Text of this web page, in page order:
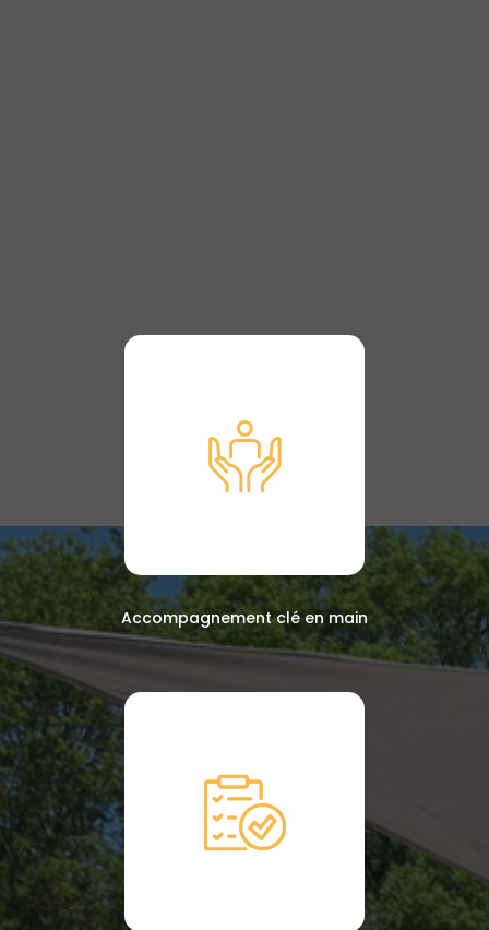
Accompagnement clé en main